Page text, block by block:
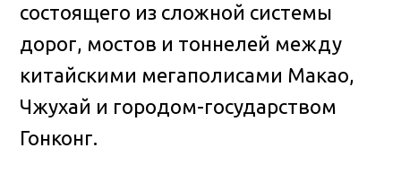
состоящего из сложной системы
дорог, мостов и тоннелей между
китайскими мегаполисами Макао,
Чжухай и городом-государством
Гонконг.